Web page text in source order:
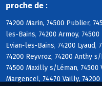
proche de :
74200 Marin, 74500 Publier,
les-Bains, 74200 Armoy,
Evian-les-Bains, 74200 Lyaud,
74200 Reyvroz, 74200 Anthy
74500 Maxilly s/Léman, 74500
Margencel, 74470 Vailly,